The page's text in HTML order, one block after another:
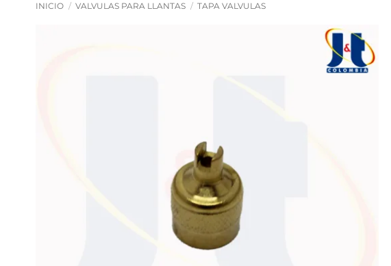
INICIO / VALVULAS PARA LLANTAS / TAPA VALVULAS
Añadir